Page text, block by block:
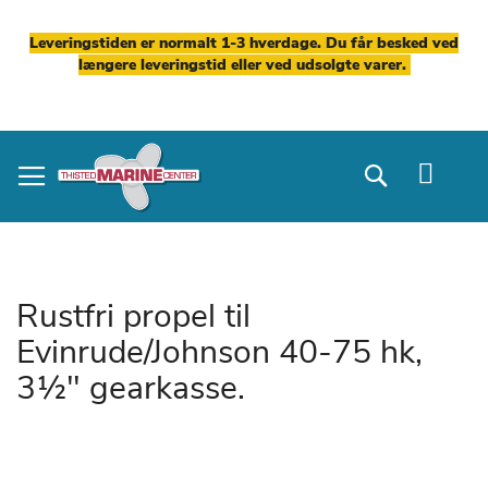
Leveringstiden er normalt 1-3 hverdage. Du får besked ved
længere leveringstid eller ved udsolgte varer.
to
Content
Search
Rustfri propel til
Evinrude/Johnson 40-75 hk,
3½" gearkasse.